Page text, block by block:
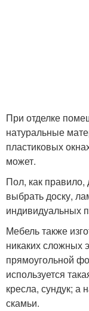
При отделке
натуральные
пластиковых
может.
Пол, как
выбрать доску,
индивидуальных
Мебель также
никаких сложных
прямоугольной
используется
кресла, сундук; а
скамьи.